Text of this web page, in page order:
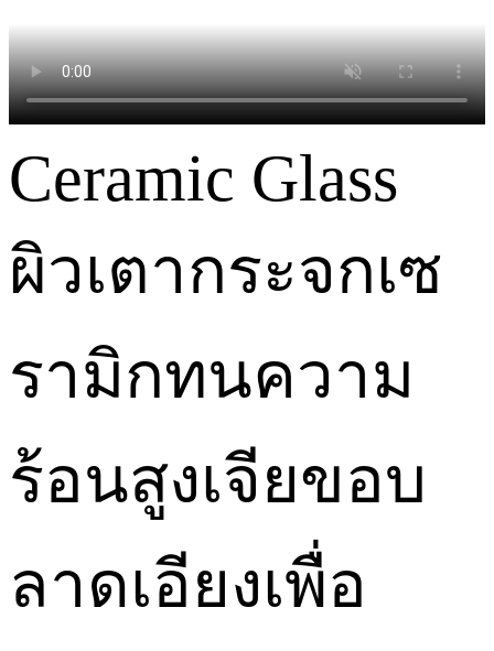
Ceramic Glass
ผิวเตากระจกเซ
รามิกทนความ
ร้อนสูงเจียขอบ
ลาดเอียงเพื่อ